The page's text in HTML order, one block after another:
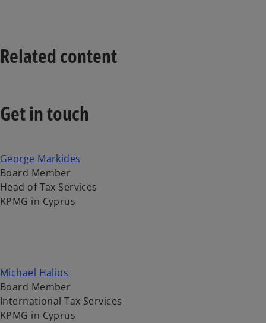
Related content
Get in touch
George Markides
Board Member
Head of Tax Services
KPMG in Cyprus
Michael Halios
Board Member
International Tax Services
KPMG in Cyprus